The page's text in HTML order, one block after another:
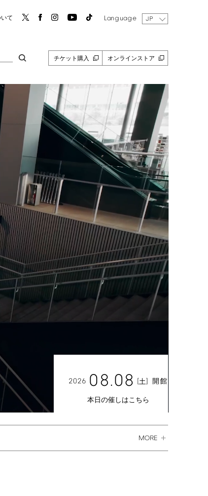
て Language JP
チケット購入 オンラインストア
2026 08.08 [土] 開館
本日の催しはこちら
MORE